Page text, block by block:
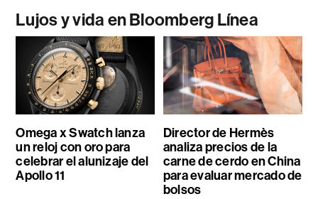
Lujos y vida en Bloomberg Línea
Omega x Swatch lanza
un reloj con oro para
celebrar el alunizaje del
Apollo 11
Director de Hermès
analiza precios de la
carne de cerdo en China
para evaluar mercado de
bolsos